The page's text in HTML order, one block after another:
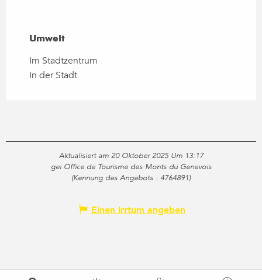
Umwelt
Umwelt
Im Stadtzentrum
In der Stadt
Aktualisiert am 20 Oktober 2025 Um 13:17
gei Office de Tourisme des Monts du Genevois
(Kennung des Angebots : 4764891)
Einen Irrtum angeben